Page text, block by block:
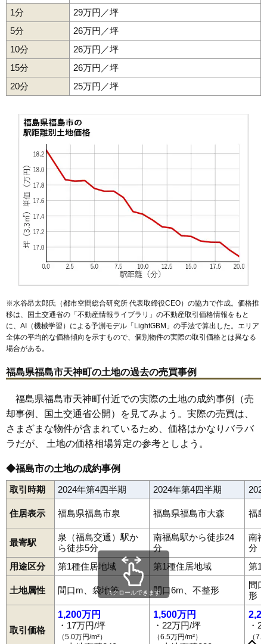
49 霞町 19万円 1,336万円 15.0%
50 北沢又 18万円 1,359万円 10.6%
51 鳥谷野 18万円 1,321万円 17.8%
52 御山町 18万円 1,469万円 10.6%
53
54 瀬上町
56 丸子
鎌田 1,626万円
飯坂町平野
59 黒岩
60 15万円
61 15万円
62 成川 14万円 1,269万円
63 飯坂町 14万円 1,019万円
岡部 13万円 1,294万円 8.4%
66 蓬莱町 13万円 1,045万円 4.4%
67 小倉寺 13万円 1,284万円 13.5%
68 南町 12万円 382万円 5.9%
69
70 沖高 12万円 637万円
72 下鳥渡 12万円 1,422万円 6.1%
73 渡利 11万円 768万円 3.1%
北矢野目 11万円
76 町庭坂 10万円
77 松川町美郷 9.3万円 895万円 6.0%
80 松川町関谷 7.2万円 673万円 1.3%
81 荒井北 7.1万円 964万円 10.0%
82 佐倉下 7.0万円 547万円 5.3%
83 松川町沼袋 6.8万円 681万円 4.7%
上野寺 686万円 13.5%
85 清水町 583万円 6.1%
1分
29万円／坪
5分
26万円／坪
10分
26万円／坪
15分
26万円／坪
20分
25万円／坪
※水谷昂太郎氏（都市空間総合研究所 代表取締役CEO）の協力で作成。価格推
移は、国土交通省の「不動産情報ライブラリ 」の不動産取引価格情報をもと
に、AI（機械学習）による予測モデル「LightGBM」の手法で算出した。エリア
全体の平均的な価格傾向を示すもので、個別物件の実際の取引価格とは異なる
場合がある。
福島県福島市天神町の土地の過去の売買事例
福島県福島市天神町付近での実際の土地の成約事例（売
却事例、国土交通省公開）を見てみよう。実際の売買は、
さまざまな物件が含まれているため、価格はかなりバラバ
ラだが、 土地の価格相場算定の参考としよう。
◆福島市の土地の成約事例
取引時期 2024年第4四半期 2024年第4四半期
住居表示 福島県福島市泉 福島県福島市大森 福
最寄駅
泉（福島交通）駅か
ら徒歩5分
南福島駅から徒歩24
分
南
分
用途区分
第1種住居地域 第1種住居地域 第1
土地属性 間口m、袋地等 間口6m、不整形
間
形
取引価格
1,200万円
・17万円/坪
（5.0万円/m²）
1,500万円
・22万円/坪
（6.5万円/m²）
・
（
スクロールできます
旭町荒井荒井北荒町飯坂町飯坂町中野飯坂町東湯野
飯坂町平野飯坂町湯野 飯野町大久保泉上町
太田町
大森 岡島岡部沖高 小倉寺小田御山御山町
春日町
霞町鎌田上鳥渡 上浜町北沢又